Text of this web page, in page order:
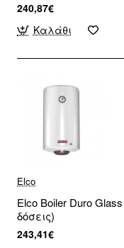
240,87€
Καλάθι
Elco
Elco Boiler Duro
δόσεις)
243,41€